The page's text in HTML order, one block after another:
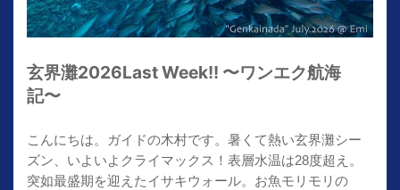
玄界灘2026Last Week!! 〜ワンエク航海
記〜
こんにちは。ガイドの木村です。暑くて熱い玄界灘シー
ズン、いよいよクライマックス！表層水温は28度超え。
突如最盛期を迎えたイサキウォール。お魚モリモリの